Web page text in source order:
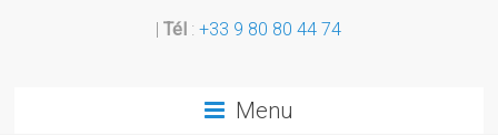
|Tél :+33 9 80 80 44 74
Menu